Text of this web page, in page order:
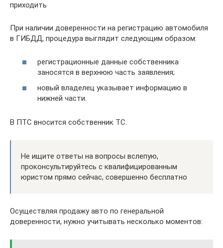
приходить
При наличии доверенности на регистрацию автомобиля
в ГИБДД, процедура выглядит следующим образом:
регистрационные данные собственника
заносятся в верхнюю часть заявления;
новый владелец указывает информацию в
нижней части.
В ПТС вносится собственник ТС.
Не ищите ответы на вопросы вслепую,
проконсультируйтесь с квалифицированным
юристом прямо сейчас, совершенно бесплатно
Осуществляя продажу авто по генеральной
доверенности, нужно учитывать несколько моментов: